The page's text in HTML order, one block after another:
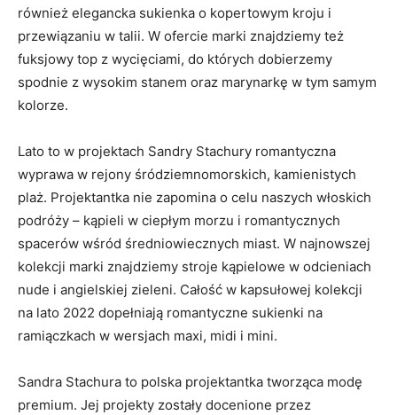
również elegancka sukienka o kopertowym kroju i
przewiązaniu w talii. W ofercie marki znajdziemy też
fuksjowy top z wycięciami, do których dobierzemy
spodnie z wysokim stanem oraz marynarkę w tym samym
kolorze.
Lato to w projektach Sandry Stachury romantyczna
wyprawa w rejony śródziemnomorskich, kamienistych
plaż. Projektantka nie zapomina o celu naszych włoskich
podróży – kąpieli w ciepłym morzu i romantycznych
spacerów wśród średniowiecznych miast. W najnowszej
kolekcji marki znajdziemy stroje kąpielowe w odcieniach
nude i angielskiej zieleni. Całość w kapsułowej kolekcji
na lato 2022 dopełniają romantyczne sukienki na
ramiączkach w wersjach maxi, midi i mini.
Sandra Stachura to polska projektantka tworząca modę
premium. Jej projekty zostały docenione przez